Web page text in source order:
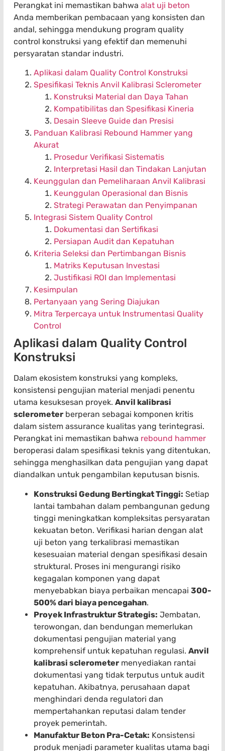
Perangkat ini memastikan bahwa alat uji beton
Anda memberikan pembacaan yang konsisten dan
andal, sehingga mendukung program quality
control konstruksi yang efektif dan memenuhi
persyaratan standar industri.
Aplikasi dalam Quality Control Konstruksi
Spesifikasi Teknis Anvil Kalibrasi Sclerometer
Konstruksi Material dan Daya Tahan
Kompatibilitas dan Spesifikasi Kineria
Desain Sleeve Guide dan Presisi
Panduan Kalibrasi Rebound Hammer yang
Akurat
Prosedur Verifikasi Sistematis
Interpretasi Hasil dan Tindakan Lanjutan
Keunggulan dan Pemeliharaan Anvil Kalibrasi
Keunggulan Operasional dan Bisnis
Strategi Perawatan dan Penyimpanan
Integrasi Sistem Quality Control
Dokumentasi dan Sertifikasi
Persiapan Audit dan Kepatuhan
Kriteria Seleksi dan Pertimbangan Bisnis
Matriks Keputusan Investasi
Justifikasi ROI dan Implementasi
Kesimpulan
Pertanyaan yang Sering Diajukan
Mitra Terpercaya untuk Instrumentasi Quality
Control
Aplikasi dalam Quality Control
Konstruksi
Dalam ekosistem konstruksi yang kompleks,
konsistensi pengujian material menjadi penentu
utama kesuksesan proyek. Anvil kalibrasi
sclerometer berperan sebagai komponen kritis
dalam sistem assurance kualitas yang terintegrasi.
Perangkat ini memastikan bahwa rebound hammer
beroperasi dalam spesifikasi teknis yang ditentukan,
sehingga menghasilkan data pengujian yang dapat
diandalkan untuk pengambilan keputusan bisnis.
Konstruksi Gedung Bertingkat Tinggi: Setiap
lantai tambahan dalam pembangunan gedung
tinggi meningkatkan kompleksitas persyaratan
kekuatan beton. Verifikasi harian dengan alat
uji beton yang terkalibrasi memastikan
kesesuaian material dengan spesifikasi desain
struktural. Proses ini mengurangi risiko
kegagalan komponen yang dapat
menyebabkan biaya perbaikan mencapai 300-
500% dari biaya pencegahan.
Proyek Infrastruktur Strategis: Jembatan,
terowongan, dan bendungan memerlukan
dokumentasi pengujian material yang
komprehensif untuk kepatuhan regulasi. Anvil
kalibrasi sclerometer menyediakan rantai
dokumentasi yang tidak terputus untuk audit
kepatuhan. Akibatnya, perusahaan dapat
menghindari denda regulatori dan
mempertahankan reputasi dalam tender
proyek pemerintah.
Manufaktur Beton Pra-Cetak: Konsistensi
produk menjadi parameter kualitas utama bagi